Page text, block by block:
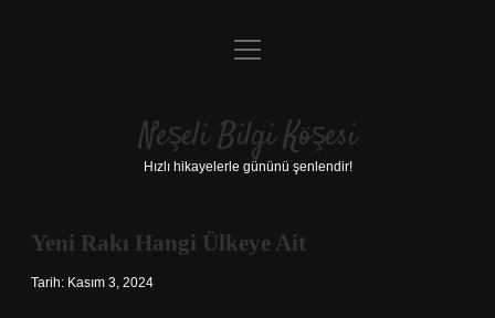
Anasayfa
Yasal Uyarı
menüyü
Neşeli Bilgi Köşesi
Hızlı hikayelerle gününü şenlendir!
Yeni Rakı Hangi Ülkeye Ait
Tarih: Kasım 3, 2024